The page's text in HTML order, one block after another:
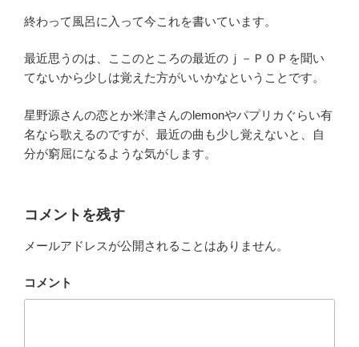
終わって風呂に入って今これを書いています。
最近思うのは、ここのところの最近のｊ－ＰＯＰを聞い
てないから少しは覚えた方がいいかなということです。
星野源さんの恋とか米津さんのlemonやパプリカぐらい有
名なら歌えるのですが、最近の曲も少し覚えないと、自
分が窮屈になるような気がします。
コメントを残す
メールアドレスが公開されることはありません。
コメント